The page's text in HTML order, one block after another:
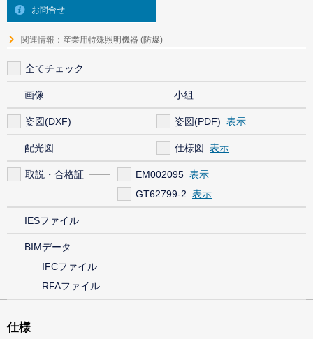
お問合せ
関連情報：産業用特殊照明機器 (防爆)
全てチェック
画像 小組
姿図(DXF) 姿図(PDF)
配光図 仕様図
取説・合格証
EM002095
GT62799-2
IESファイル
BIMデータ
IFCファイル
RFAファイル
仕様